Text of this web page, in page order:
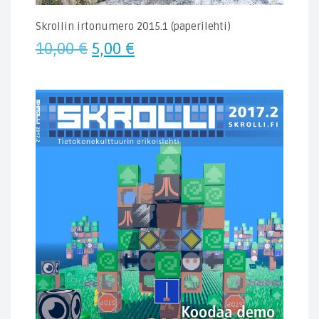
Skrollin irtonumero 2015.1 (paperilehti)
10,00€ Alkuperäinen
oli:
10,00 €.
5,00 €Nykyinen
on:
5,00 €.